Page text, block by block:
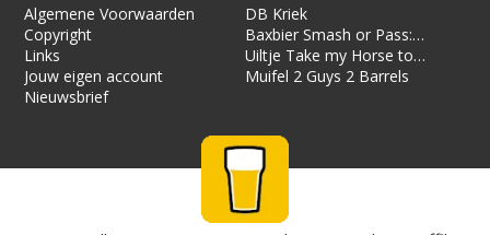
Algemene Voorwaarden
Copyright
Links
Jouw eigen account
Nieuwsbrief
DB Kriek
Baxbier Smash or Pass:
Strata
Uiltje Take my Horse to
the Hotel Room
Muifel 2 Guys 2 Barrels